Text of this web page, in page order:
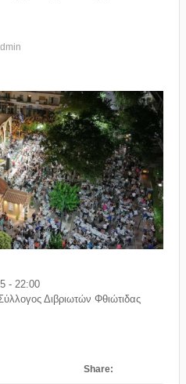
- 22:00
Σύλλογος Διβριωτών Φθιώτιδας
Share:
της αγάπης 15/06/2025